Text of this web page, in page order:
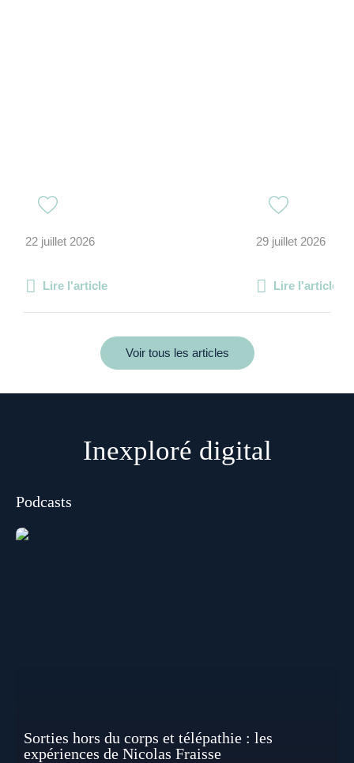
22 juillet 2026
Lire l'article
29 juillet 2026
Lire l'article
Voir tous les articles
Inexploré digital
Podcasts
Sorties hors du corps et télépathie : les
expériences de Nicolas Fraisse